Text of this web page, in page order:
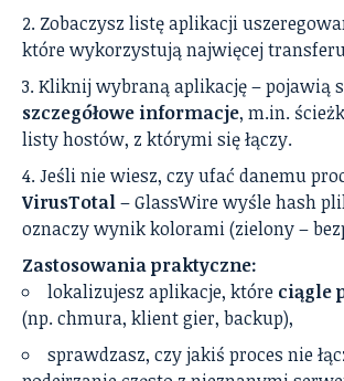
Zobaczysz listę aplikacji
które wykorzystują najwięcej
Kliknij wybraną aplikację – pojawią
szczegółowe informacje, m.in.
listy hostów, z którymi się łączy.
Jeśli nie wiesz, czy ufać danemu
VirusTotal– GlassWire wyśle hash
oznaczy wynik kolorami (zielony –
Zastosowania praktyczne:
lokalizujesz aplikacje, które ciągle
(np. chmura, klient gier, backup),
sprawdzasz, czy jakiś proces nie